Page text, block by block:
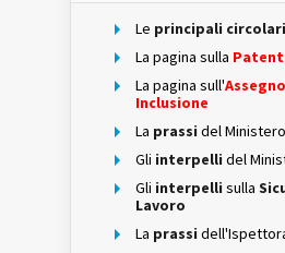
Le principali circolari
La pagina sulla
La pagina sull'
Inclusione
La prassi del
Gli interpelli del
Gli interpelli sulla
Lavoro
La prassi